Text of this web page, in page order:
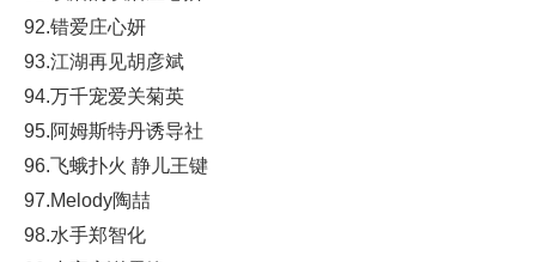
92.错爱庄心妍
93.江湖再见胡彦斌
94.万千宠爱关菊英
95.阿姆斯特丹诱导社
96.飞蛾扑火 静儿王键
97.Melody陶喆
98.水手郑智化